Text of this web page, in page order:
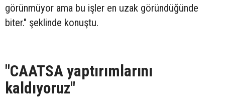
görünmüyor ama bu işler en uzak göründüğünde
biter." şeklinde konuştu.
"CAATSA yaptırımlarını
kaldıyoruz"